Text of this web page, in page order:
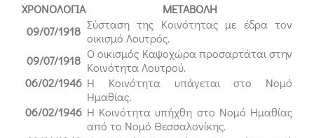
ΧΡΟΝΟΛΟΓΙΑ
ΜΕΤΑΒΟΛΗ
09/07/1918 Σύσταση της Κοινότητας με έδρα τον
οικισμό Λουτρός.
09/07/1918 Ο οικισμός Καψοχώρα προσαρτάται στην
Κοινότητα Λουτρού.
06/02/1946 Η Κοινότητα υπάγεται στο Νομό
Ημαθίας.
06/02/1946 Η Κοινότητα υπήχθη στο Νομό Ημαθίας
από το Νομό Θεσσαλονίκης.